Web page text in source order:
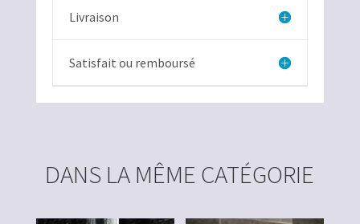
Livraison
Satisfait ou remboursé
DANS LA MÊME CATÉGORIE